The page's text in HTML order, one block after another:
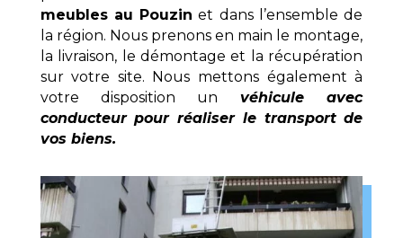
meubles au Pouzin et dans l’ensemble de
la région. Nous prenons en main le montage,
la livraison, le démontage et la récupération
sur votre site. Nous mettons également à
votre disposition un véhicule avec
conducteur pour réaliser le transport de
vos biens.